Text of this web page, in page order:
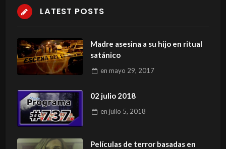
LATEST POSTS
Madre asesina a su hijo en ritual
satánico
en mayo 29, 2017
02 julio 2018
en julio 5, 2018
Películas de terror basadas en